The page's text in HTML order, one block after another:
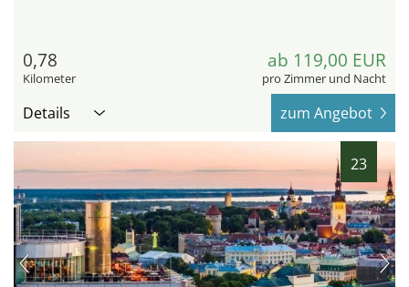
0,78
Kilometer
ab 119,00 EUR
pro Zimmer und Nacht
Details zum Angebot
23